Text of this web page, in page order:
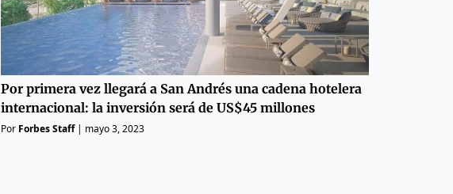
Por primera vez llegará a San Andrés una cadena hotelera
internacional: la inversión será de US$45 millones
Por Forbes Staff| mayo 3, 2023